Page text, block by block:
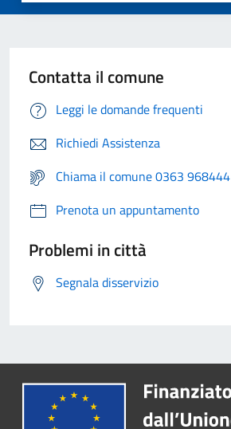
Contatta il comune
Leggi le domande frequenti
Richiedi Assistenza
Chiama il comune 0363 968444
Prenota un appuntamento
Problemi in città
Segnala disservizio